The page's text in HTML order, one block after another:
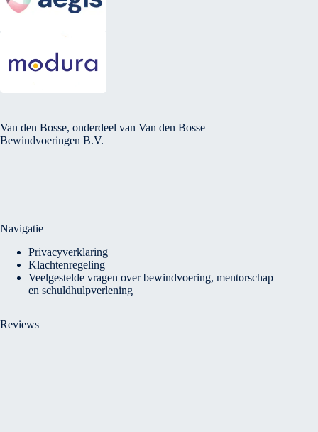
Van den Bosse, onderdeel van Van den Bosse
Bewindvoeringen B.V.
Navigatie
Privacyverklaring
Klachtenregeling
Veelgestelde vragen over bewindvoering, mentorschap
en schuldhulpverlening
Reviews